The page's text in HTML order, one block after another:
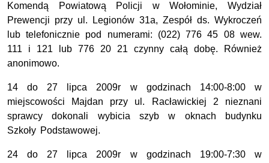
Komendą Powiatową Policji w Wołominie, Wydział
Prewencji przy ul. Legionów 31a, Zespół ds. Wykroczeń
lub telefonicznie pod numerami: (022) 776 45 08 wew.
111 i 121 lub 776 20 21 czynny całą dobę. Również
anonimowo.
14 do 27 lipca 2009r w godzinach 14:00-8:00 w
miejscowości Majdan przy ul. Racławickiej 2 nieznani
sprawcy dokonali wybicia szyb w oknach budynku
Szkoły Podstawowej.
24 do 27 lipca 2009r w godzinach 19:00-7:30 w